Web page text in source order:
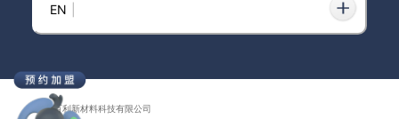
十大艺术涂料品牌—莫兰迪色系
EN
广东卡百利新材料科技有限公司